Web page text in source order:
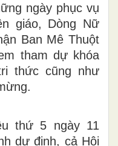
ngày phục vụ
giáo, Dòng Nữ
Ban Mê Thuột
tham dự khóa
thức cũng như
thứ 5 ngày 11
dự định, cả Hội